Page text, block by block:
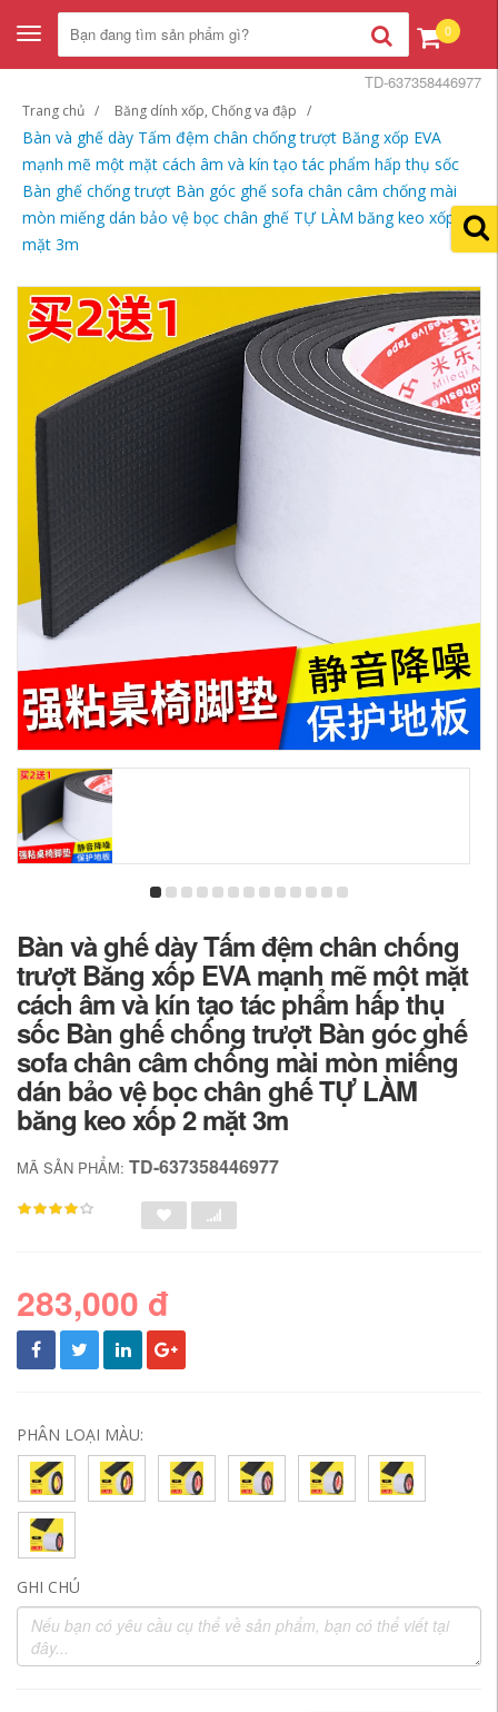
Toggle
navigation
0
Trang chủ Băng dính xốp, Chống va đập
Bàn và ghế dày Tấm đệm chân chống trượt Băng xốp EVA
mạnh mẽ một mặt cách âm và kín tạo tác phẩm hấp thụ sốc
Bàn ghế chống trượt Bàn góc ghế sofa chân câm chống mài
mòn miếng dán bảo vệ bọc chân ghế TỰ LÀM băng keo xốp 2
mặt 3m
TD-637358446977
Bàn và ghế dày Tấm đệm chân chống
trượt Băng xốp EVA mạnh mẽ một mặt
cách âm và kín tạo tác phẩm hấp thụ
sốc Bàn ghế chống trượt Bàn góc ghế
sofa chân câm chống mài mòn miếng
dán bảo vệ bọc chân ghế TỰ LÀM
băng keo xốp 2 mặt 3m
MÃ SẢN PHẨM: TD-637358446977
283,000 đ
PHÂN LOẠI MÀU:
GHI CHÚ